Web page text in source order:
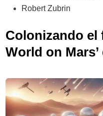
Robert Zubrin
Colonizando el
World on